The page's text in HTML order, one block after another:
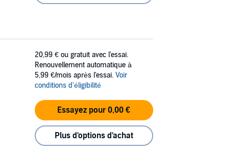
20,99 € ou gratuit avec l'essai.
Renouvellement automatique à
5,99 €/mois après l'essai. Voir
conditions d'éligibilité
Essayez pour 0,00 €
Plus d'options d'achat